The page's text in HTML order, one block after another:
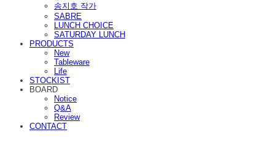
송지호 작가
SABRE
LUNCH CHOICE
SATURDAY LUNCH
PRODUCTS
New
Tableware
Life
STOCKIST
BOARD
Notice
Q&A
Review
CONTACT